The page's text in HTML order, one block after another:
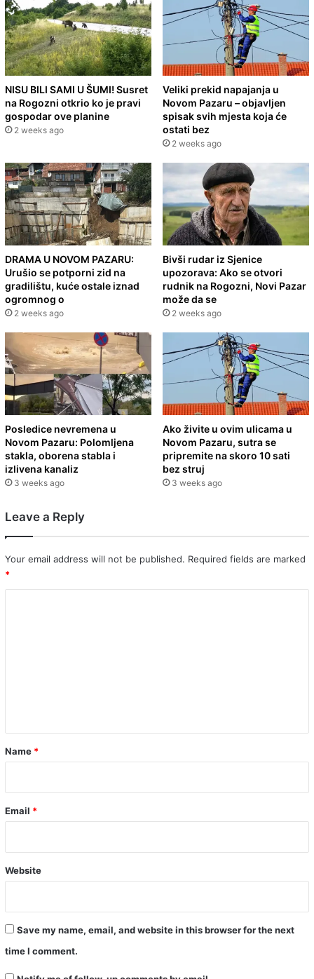
NISU BILI SAMI U ŠUMI! Susret
na Rogozni otkrio ko je pravi
gospodar ove planine
2 weeks ago
Veliki prekid napajanja u
Novom Pazaru – objavljen
spisak svih mjesta koja će
ostati bez
2 weeks ago
DRAMA U NOVOM PAZARU:
Urušio se potporni zid na
gradilištu, kuće ostale iznad
ogromnog o
2 weeks ago
Bivši rudar iz Sjenice
upozorava: Ako se otvori
rudnik na Rogozni, Novi Pazar
može da se
2 weeks ago
Posledice nevremena u
Novom Pazaru: Polomljena
stakla, oborena stabla i
izlivena kanaliz
3 weeks ago
Ako živite u ovim ulicama u
Novom Pazaru, sutra se
pripremite na skoro 10 sati
bez struj
3 weeks ago
Leave a Reply
Your email address will not be published. Required fields are marked
*
*
Name *
Email *
Website
Save my name, email, and website in this browser for the next
time I comment.